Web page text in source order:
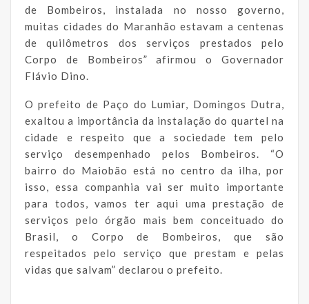
de Bombeiros, instalada no nosso governo,
muitas cidades do Maranhão estavam a centenas
de quilômetros dos serviços prestados pelo
Corpo de Bombeiros” afirmou o Governador
Flávio Dino.
O prefeito de Paço do Lumiar, Domingos Dutra,
exaltou a importância da instalação do quartel na
cidade e respeito que a sociedade tem pelo
serviço desempenhado pelos Bombeiros. “O
bairro do Maiobão está no centro da ilha, por
isso, essa companhia vai ser muito importante
para todos, vamos ter aqui uma prestação de
serviços pelo órgão mais bem conceituado do
Brasil, o Corpo de Bombeiros, que são
respeitados pelo serviço que prestam e pelas
vidas que salvam” declarou o prefeito.